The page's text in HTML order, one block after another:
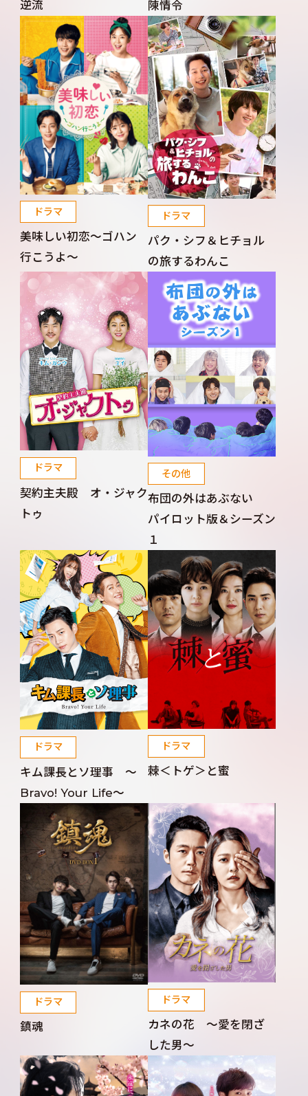
逆流 陳情令
ドラマ
美味しい初恋～ゴハン
行こうよ～
ドラマ
パク・シフ＆ヒチョル
の旅するわんこ
ドラマ
契約主夫殿 オ・ジャク
トゥ
その他
布団の外はあぶない
パイロット版＆シーズン
１
ドラマ
キム課長とソ理事 ～
Bravo! Your Life～
ドラマ
棘＜トゲ＞と蜜
ドラマ
鎮魂
ドラマ
カネの花 ～愛を閉ざ
した男～